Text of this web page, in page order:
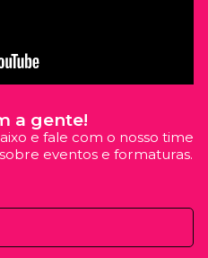
a gente!
e fale com o nosso time
eventos e formaturas.